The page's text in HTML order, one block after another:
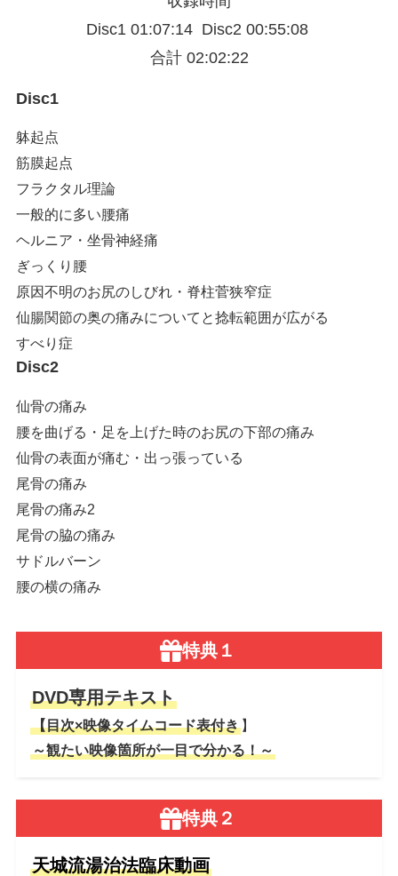
Disc1 01:07:14 Disc2 00:55:08
合計 02:02:22
Disc1
躰起点
筋膜起点
フラクタル理論
一般的に多い腰痛
ヘルニア・坐骨神経痛
ぎっくり腰
原因不明のお尻のしびれ・脊柱菅狭窄症
仙腸関節の奥の痛みについてと捻転範囲が広がる
すべり症
Disc2
仙骨の痛み
腰を曲げる・足を上げた時のお尻の下部の痛み
仙骨の表面が痛む・出っ張っている
尾骨の痛み
尾骨の痛み2
尾骨の脇の痛み
サドルバーン
腰の横の痛み
特典１
DVD専用テキスト
【目次×映像タイムコード表付き】
～観たい映像箇所が一目で分かる！～
特典２
天城流湯治法臨床動画